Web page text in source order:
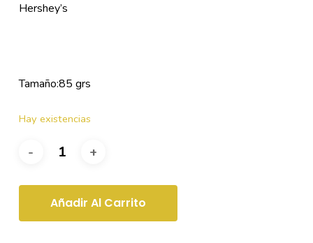
Hershey’s
Tamaño:85 grs
Hay existencias
Añadir Al Carrito